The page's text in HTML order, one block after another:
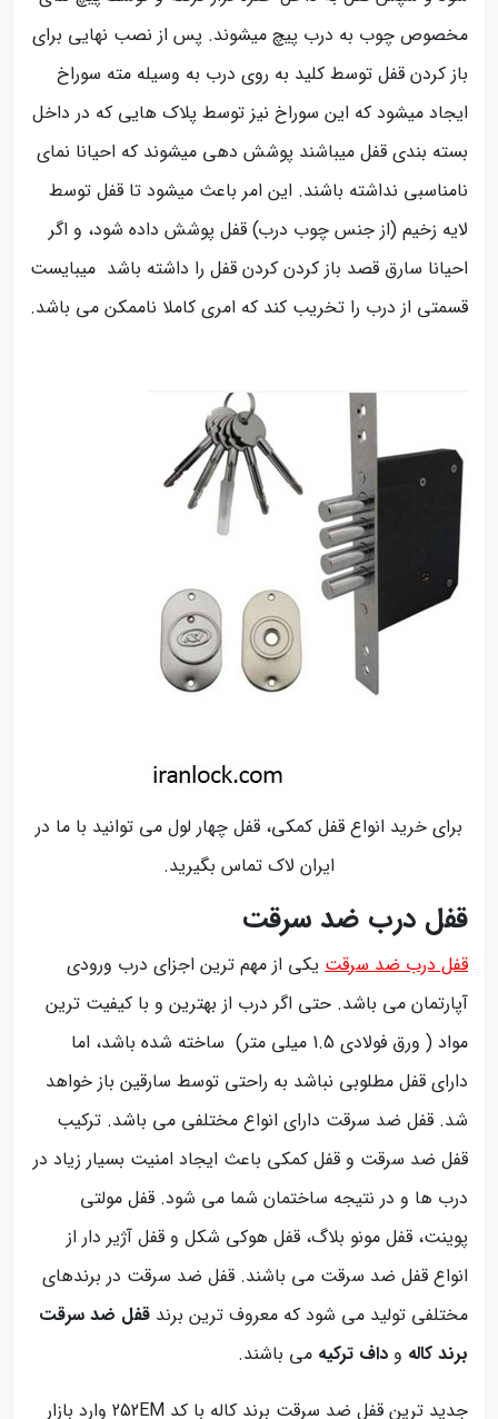
مخصوص چوب به درب پیچ میشوند. پس از نصب نهایی برای
باز کردن قفل توسط کلید به روی درب به وسیله مته سوراخ
ایجاد میشود که این سوراخ نیز توسط پلاک هایی که در داخل
بسته بندی قفل میباشند پوشش دهی میشوند که احیانا نمای
نامناسبی نداشته باشند. این امر باعث میشود تا قفل توسط
لایه زخیم (از جنس چوب درب) قفل پوشش داده شود، و اگر
احیانا سارق قصد باز کردن کردن قفل را داشته باشد میبایست
قسمتی از درب را تخریب کند که امری کاملا ناممکن می باشد.
برای خرید انواع قفل کمکی، قفل چهار لول می توانید با ما در
ایران لاک تماس بگیرید.
قفل درب ضد سرقت
قفل درب ضد سرقت یکی از مهم ترین اجزای درب ورودی
آپارتمان می باشد. حتی اگر درب از بهترین و با کیفیت ترین
مواد ( ورق فولادی 1.5 میلی متر) ساخته شده باشد، اما
دارای قفل مطلوبی نباشد به راحتی توسط سارقین باز خواهد
شد. قفل ضد سرقت دارای انواع مختلفی می باشد. ترکیب
قفل ضد سرقت و قفل کمکی باعث ایجاد امنیت بسیار زیاد در
درب ها و در نتیجه ساختمان شما می شود. قفل مولتی
پوینت، قفل مونو بلاگ، قفل هوکی شکل و قفل آژیر دار از
انواع قفل ضد سرقت می باشند. قفل ضد سرقت در برندهای
مختلفی تولید می شود که معروف ترین برند قفل ضد سرقت
برند کاله و داف ترکیه می باشند.
جدید ترین قفل ضد سرقت برند کاله با کد 252EM وارد بازار